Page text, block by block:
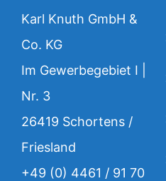
Karl Knuth GmbH &
Co. KG
Im Gewerbegebiet I |
Nr. 3
26419 Schortens /
Friesland
+49 (0) 4461 / 91 70